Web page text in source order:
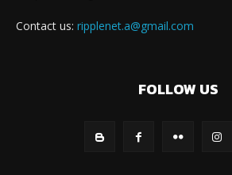
Contact us: ripplenet.a@gmail.com
FOLLOW US